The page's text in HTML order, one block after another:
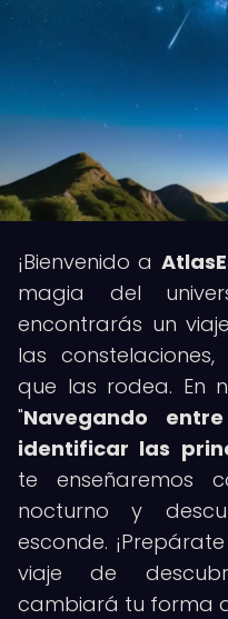
¡Bienvenido a
magia del
encontrarás un
las
que las rodea. En
"Navegando
identificar las
te enseñaremos
nocturno y
esconde.
viaje de
cambiará tu forma